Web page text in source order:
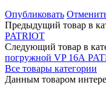
Опубликовать
Предыдущий товар в
PATRIOT
Следующий товар в
погружной VP 16А
Все товары категории
Данным товаром